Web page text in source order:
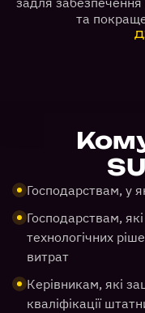
та
Господарствам, у
Господарствам,
технологічних
витрат
Керівникам, які
кваліфікації